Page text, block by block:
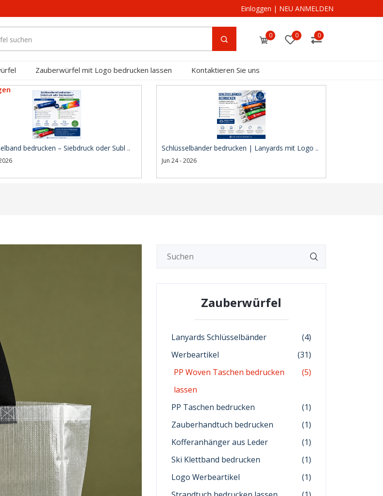
Einloggen | NEU ANMELDEN
0 0 0
Zauberwürfel mit Logo bedrucken lassen
Kontaktieren Sie uns
bedrucken – Siebdruck oder Subl .. Schlüsselbänder bedrucken | Lanyards mit Logo ..
Jun 24 - 2026
Zauberwürfel
Lanyards Schlüsselbänder
(4)
Werbeartikel
(31)
PP Woven Taschen bedrucken
lassen
(5)
PP Taschen bedrucken
(1)
Zauberhandtuch bedrucken
(1)
Kofferanhänger aus Leder
(1)
Ski Klettband bedrucken
(1)
Logo Werbeartikel
(1)